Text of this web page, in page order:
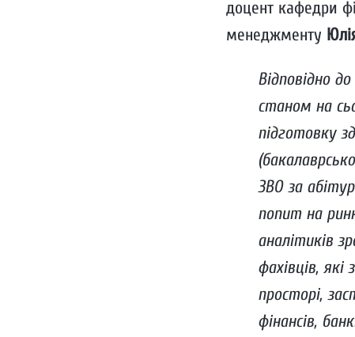
доцент кафедри
менеджменту
Відповідно
станом на
підготовку
ЗВО за
попит на
аналітиків
фахівців,
просторі,
фінансів,